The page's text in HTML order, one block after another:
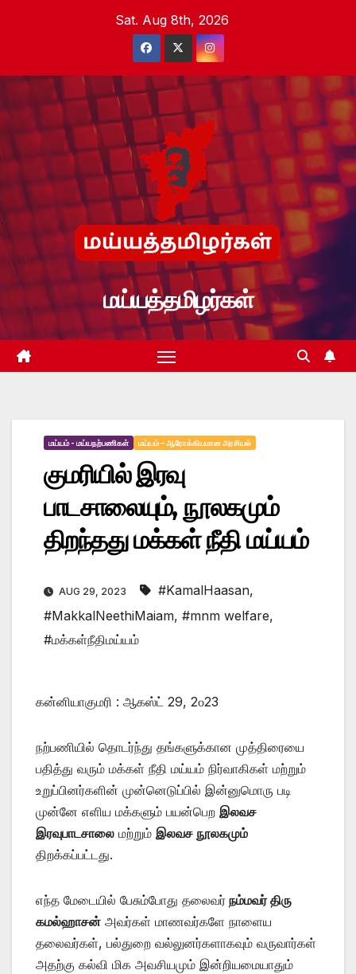
Sat. Aug 8th, 2026
மய்யத்தமிழர்கள்
மய்யம் - மய்யநற்பணிகள் மய்யம் – ஆரோக்கியமான அரசியல்
குமரியில் இரவு
பாடசாலையும், நூலகமும்
திறந்தது மக்கள் நீதி மய்யம்
AUG 29, 2023 #KamalHaasan,
#MakkalNeethiMaiam, #mnm welfare,
#மக்கள்நீதிமய்யம்
கன்னியாகுமரி : ஆகஸ்ட் 29, 2௦23
நற்பணியில் தொடர்ந்து தங்களுக்கான முத்திரையை
பதித்து வரும் மக்கள் நீதி மய்யம் நிர்வாகிகள் மற்றும்
உறுப்பினர்களின் முன்னெடுப்பில் இன்னுமொரு படி
முன்னே எளிய மக்களும் பயன்பெற இலவச
இரவுபாடசாலை மற்றும் இலவச நூலகமும்
திறக்கப்பட்டது.
எந்த மேடையில் பேசும்போது தலைவர் நம்மவர் திரு
கமல்ஹாசன் அவர்கள் மாணவர்களே நாளைய
தலைவர்கள், பல்துறை வல்லுனர்களாகவும் வருவார்கள்
அதற்கு கல்வி மிக அவசியமும் இன்றியமையாதும்